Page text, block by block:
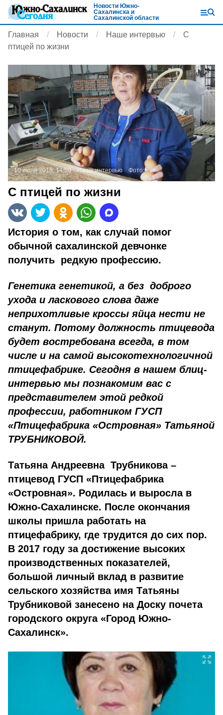
Новости Южно-
Сахалинска и
Сахалинской области
Главная Новости Наше интервью
С
птицей по жизни
10 июля 2018, 14:50 Наше интервью Фото:
С птицей по жизни
История о том, как случай помог
обычной сахалинской девчонке
получить редкую профессию.
Генетика генетикой, а без доброго
ухода и ласкового слова даже
неприхотливые кроссы яйца нести не
станут. Потому должность птицевода
будет востребована всегда, в том
числе и на самой высокотехнологичной
птицефабрике. Сегодня в нашем блиц-
интервью мы познакомим вас с
представителем этой редкой
профессии, работником ГУСП
«Птицефабрика «Островная» Татьяной
ТРУБНИКОВОЙ.
Татьяна Андреевна Трубникова –
птицевод ГУСП «Птицефабрика
«Островная». Родилась и выросла в
Южно-Сахалинске. После окончания
школы пришла работать на
птицефабрику, где трудится до сих пор.
В 2017 году за достижение высоких
производственных показателей,
большой личный вклад в развитие
сельского хозяйства имя Татьяны
Трубниковой занесено на Доску почета
городского округа «Город Южно-
Сахалинск».